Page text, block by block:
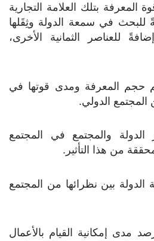
المعرفة بتلك العلامة التجارية
للبحث في سمعة الدولة وثِقَلها
للعناصر الثمانية الأخرى،
حجم المعرفة ومدى قوتها في
المجتمع الدولي.
الدولة والمجتمع في المجتمع
من هذا التأثير.
بين نظرائها من المجتمع
مدى إمكانية القيام بالأعمال